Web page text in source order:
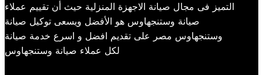
التميز فى مجال صيانة الاجهزة المنزلية حيث أن تقييم عملاء
صيانة وستنجهاوس هو الأفضل ويسعى توكيل صيانة
وستنجهاوس مصر على تقديم افضل و اسرع خدمة صيانة
لكل عملاء صيانة وستنجهاوس